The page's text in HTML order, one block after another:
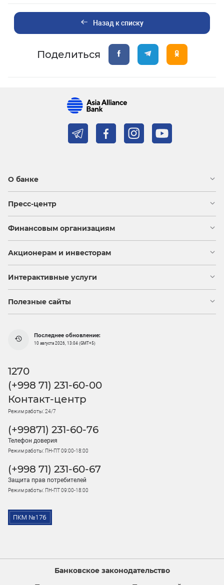
Назад к списку
Поделиться
О банке
Пресс-центр
Финансовым организациям
Акционерам и инвесторам
Интерактивные услуги
Полезные сайты
Последнее обновление:
10 августа 2026, 13:04 (GMT+5)
1270
(+998 71) 231-60-00
Контакт-центр
Режим работы: 24/7
(+99871) 231-60-76
Телефон доверия
Режим работы: ПН-ПТ 09:00-18:00
(+998 71) 231-60-67
Защита прав потребителей
Режим работы: ПН-ПТ 09:00-18:00
Банковское законодательство